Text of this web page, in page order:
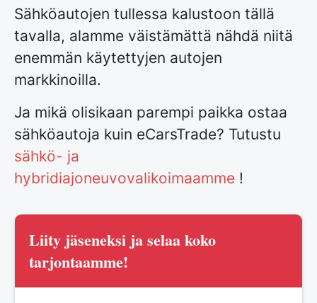
Sähköautojen tullessa kalustoon tällä
tavalla, alamme väistämättä nähdä niitä
enemmän käytettyjen autojen
markkinoilla.
Ja mikä olisikaan parempi paikka ostaa
sähköautoja kuin eCarsTrade? Tutustu
sähkö- ja
hybridiajoneuvovalikoimaamme !
Liity jäseneksi ja selaa koko
tarjontaamme!